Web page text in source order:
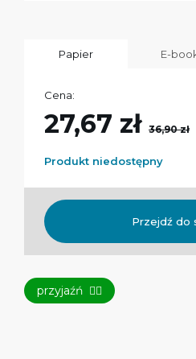
Papier E-
Cena:
27,67 zł 36,90 zł
Produkt niedostępny
Przejdź do
przyjaźń 👯‍♀️